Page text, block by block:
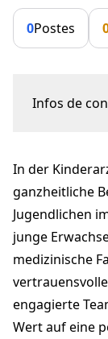
0Postes
Infos de
+41 31 910
In der
ganzheitliche
Jugendlichen
junge
medizinische
engagierte
Wert auf eine